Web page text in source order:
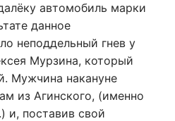
автомобиль марки
данное
неподдельный гнев у
Мурзина, который
Мужчина накануне
из Агинского, (именно
и, поставив свой